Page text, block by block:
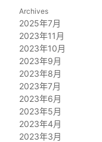
Archives
2025年7月
2023年11月
2023年10月
2023年9月
2023年8月
2023年7月
2023年6月
2023年5月
2023年4月
2023年3月